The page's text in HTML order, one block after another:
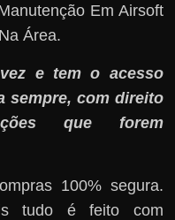
Em Airsoft
Área.
e tem o acesso
sempre, com direito
que forem
100% segura.
tudo é feito com